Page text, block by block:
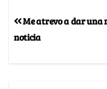
Me atrevo a dar una
noticia